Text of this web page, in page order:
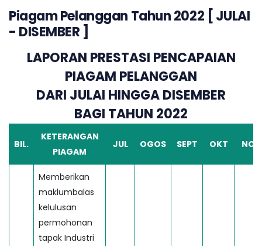
Piagam Pelanggan Tahun 2022 [ JULAI
- DISEMBER ]
LAPORAN PRESTASI PENCAPAIAN
PIAGAM PELANGGAN
DARI JULAI HINGGA DISEMBER
BAGI TAHUN 2022
BIL.
KETERANGAN
PIAGAM
JUL OGOS SEPT OKT NOV
Memberikan
maklumbalas
kelulusan
permohonan
tapak Industri